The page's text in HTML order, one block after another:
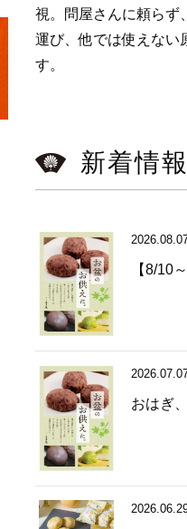
視。問屋さんに頼らず
運び、他では使えない
す。
新着情
【8/10
おはぎ